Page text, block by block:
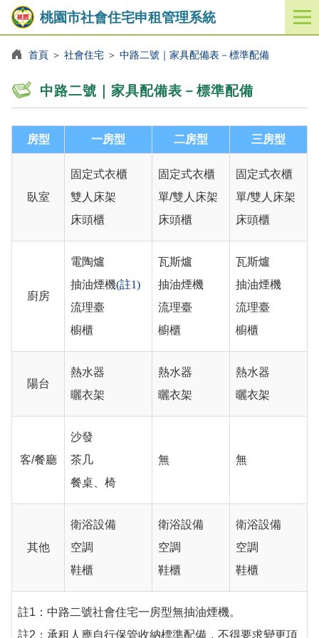
桃園市社會住宅申租管理系統
開
啟
選
首頁 ＞ 社會住宅 ＞ 中路二號｜家具配備表－標準配備
中路二號｜家具配備表－標準配備
房型 一房型 二房型 三房型
臥室
固定式衣櫃
雙人床架
床頭櫃
固定式衣櫃
單/雙人床架
床頭櫃
固定式衣櫃
單/雙人床架
床頭櫃
廚房
電陶爐
抽油煙機(註1)
流理臺
櫥櫃
瓦斯爐
抽油煙機
流理臺
櫥櫃
瓦斯爐
抽油煙機
流理臺
櫥櫃
陽台
熱水器
曬衣架
熱水器
曬衣架
熱水器
曬衣架
客/餐廳
沙發
茶几
餐桌、椅
無 無
其他
衛浴設備
空調
鞋櫃
衛浴設備
空調
鞋櫃
衛浴設備
空調
鞋櫃
註1：中路二號社會住宅一房型無抽油煙機。
註2：承租人應自行保管收納標準配備，不得要求變更項